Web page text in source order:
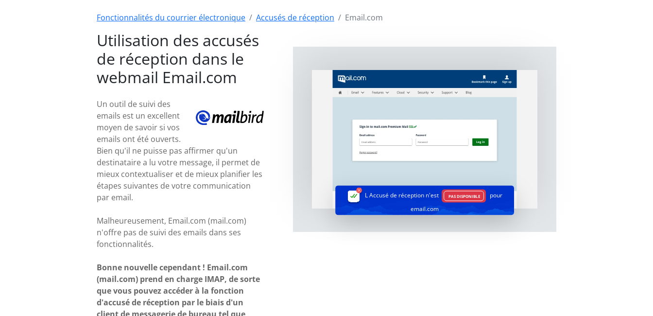
Fonctionnalités du courrier électronique Accusés de réception Email.com
Utilisation des accusés
de réception dans le
webmail Email.com
Un outil de suivi des
emails est un excellent
moyen de savoir si vos
emails ont été ouverts.
Bien qu'il ne puisse pas affirmer qu'un
destinataire a lu votre message, il permet de
mieux contextualiser et de mieux planifier les
étapes suivantes de votre communication
par email.
Malheureusement, Email.com (mail.com)
n'offre pas de suivi des emails dans ses
fonctionnalités.
Bonne nouvelle cependant ! Email.com
(mail.com) prend en charge IMAP, de sorte
que vous pouvez accéder à la fonction
d'accusé de réception par le biais d'un
L Accusé de réceptionn'est PAS DISPONIBLE
pour
email.com